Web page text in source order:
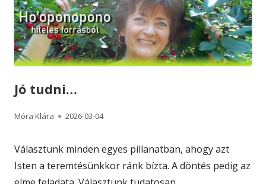
Jó tudni…
Author
Móra Klára
Published
2026-03-04
Választunk minden egyes pillanatban, ahogy azt
Isten a teremtésünkkor ránk bízta. A döntés pedig az